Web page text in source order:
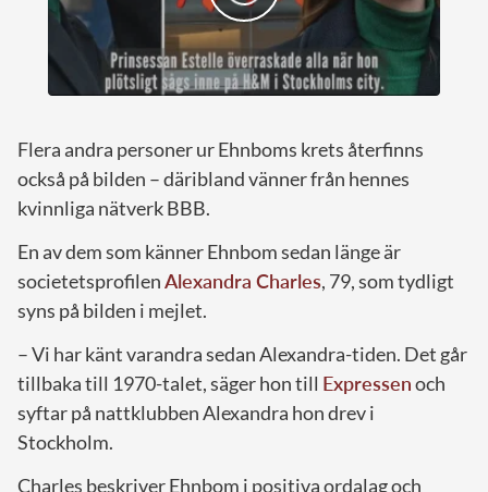
Flera andra personer ur Ehnboms krets återfinns
också på bilden – däribland vänner från hennes
kvinnliga nätverk BBB.
En av dem som känner Ehnbom sedan länge är
societetsprofilenAlexandra Charles, 79, som tydligt
syns på bilden i mejlet.
– Vi har känt varandra sedan Alexandra-tiden. Det går
tillbaka till 1970-talet, säger hon till Expressenoch
syftar på nattklubben Alexandra hon drev i
Stockholm.
Charles beskriver Ehnbom i positiva ordalag och